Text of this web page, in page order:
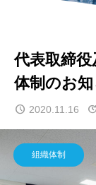
代表取締
体制のお
2020.11.16
組織体制